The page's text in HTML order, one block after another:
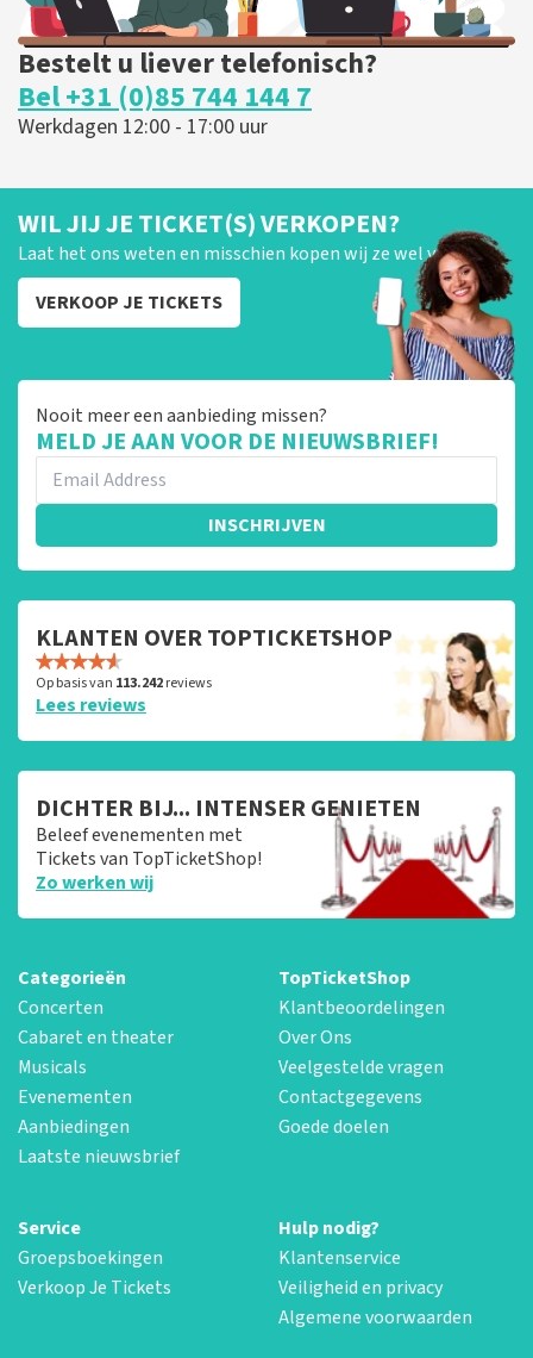
Bestelt u liever telefonisch?
Bel +31 (0)85 744 144 7
Werkdagen 12:00 - 17:00 uur
WIL JIJ JE TICKET(S) VERKOPEN?
Laat het ons weten en misschien kopen wij ze wel van je!
VERKOOP JE TICKETS
Nooit meer een aanbieding missen?
MELD JE AAN VOOR DE NIEUWSBRIEF!
INSCHRIJVEN
KLANTEN OVER TOPTICKETSHOP
Op basis van 113.242reviews
Lees reviews
DICHTER BIJ... INTENSER GENIETEN
Beleef evenementen met
Tickets van TopTicketShop!
Zo werken wij
Categorieën
Concerten
Cabaret en theater
Musicals
Evenementen
Aanbiedingen
Laatste nieuwsbrief
TopTicketShop
Klantbeoordelingen
Over Ons
Veelgestelde vragen
Contactgegevens
Goede doelen
Service
Groepsboekingen
Verkoop Je Tickets
Hulp nodig?
Klantenservice
Veiligheid en privacy
Algemene voorwaarden